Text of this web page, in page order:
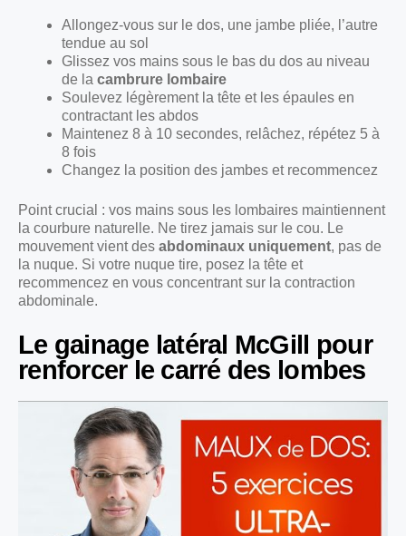
Allongez-vous sur le dos, une jambe pliée, l’autre
tendue au sol
Glissez vos mains sous le bas du dos au niveau
de la cambrure lombaire
Soulevez légèrement la tête et les épaules en
contractant les abdos
Maintenez 8 à 10 secondes, relâchez, répétez 5 à
8 fois
Changez la position des jambes et recommencez
Point crucial : vos mains sous les lombaires maintiennent
la courbure naturelle. Ne tirez jamais sur le cou. Le
mouvement vient des abdominaux uniquement, pas de
la nuque. Si votre nuque tire, posez la tête et
recommencez en vous concentrant sur la contraction
abdominale.
Le gainage latéral McGill pour
renforcer le carré des lombes